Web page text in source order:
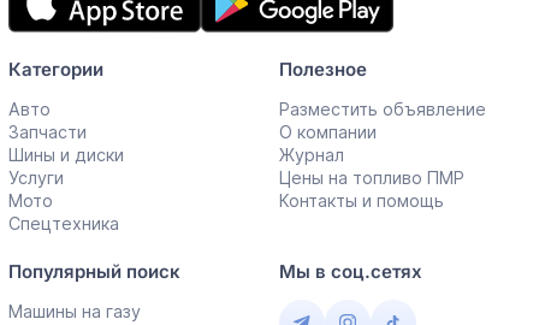
Категории
Авто
Запчасти
Шины и диски
Услуги
Мото
Спецтехника
Полезное
Разместить объявление
О компании
Журнал
Цены на топливо ПМР
Контакты и помощь
Популярный поиск
Машины на газу
Мы в соц.сетях